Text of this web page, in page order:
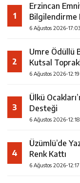
1
Erzincan
Bilgilendirme
6 Ağustos 2026-17:03
2
Umre Ödüllü
Kutsal
6 Ağustos 2026-12:19
3
Ülkü
Desteği
6 Ağustos 2026-12:18
4
Üzümlü’de
Renk Kattı
6 Ağustos 2026-12:17